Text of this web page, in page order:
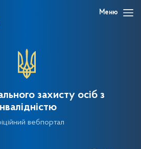
Меню
захисту осіб з
вебпортал